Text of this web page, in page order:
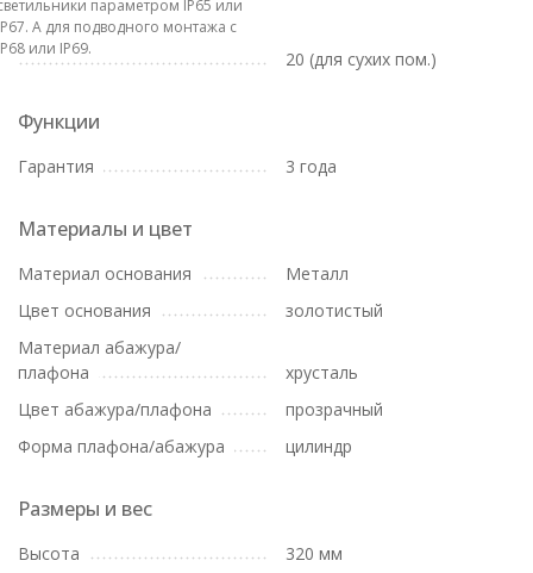
параметром IP65 или
А для подводного монтажа с
или IP69.
20 (для сухих пом.)
Функции
Гарантия 3 года
Материалы и цвет
Материал основания
Металл
Цвет основания
золотистый
Материал абажура/
плафона
хрусталь
Цвет абажура/плафона
прозрачный
Форма плафона/абажура
цилиндр
Размеры и вес
Высота
320 мм